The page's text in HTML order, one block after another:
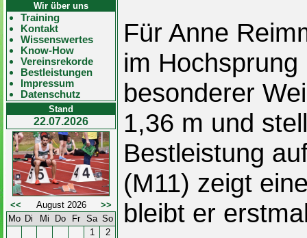
Wir über uns
Training
Kontakt
Wissenswertes
Know-How
Vereinsrekorde
Bestleistungen
Impressum
Datenschutz
Stand
22.07.2026
<< >>
August 2026
Mo Di Mi Do Fr Sa So
1
2
Für Anne
im
besonderer
1,36 m und
Bestleistung
(M11) zeigt
bleibt er